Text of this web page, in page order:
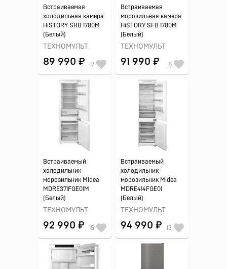
Встраиваемая
холодильная камера
HiSTORY SRB 1780M
(Белый)
ТЕХНОМУЛЬТ
89 990 ₽ 7
Встраиваемая
морозильная камера
HiSTORY SFB 1780M
(Белый)
ТЕХНОМУЛЬТ
91 990 ₽ 8
Встраиваемый
холодильник-
морозильник Midea
MDRE371FGE01M
(Белый)
ТЕХНОМУЛЬТ
92 990 ₽ 15
Встраиваемый
холодильник-
морозильник Midea
MDRE414FGE01
(Белый)
ТЕХНОМУЛЬТ
94 990 ₽ 13